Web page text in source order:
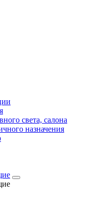
света, салона
назначения